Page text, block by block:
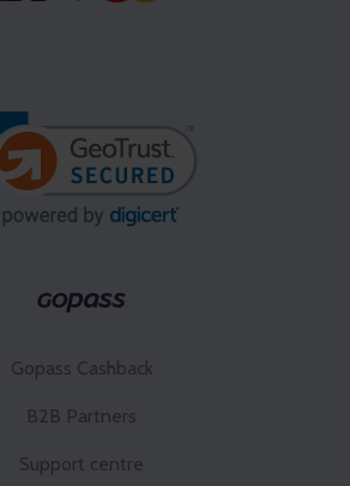
Gopass Cashback
B2B Partners
Support centre